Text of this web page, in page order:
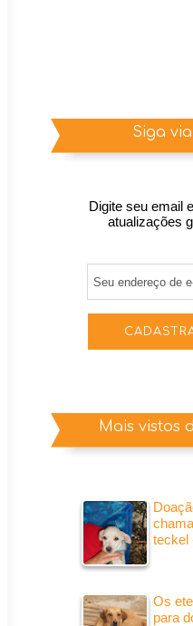
Siga
Digite seu email
atualizações
Mais vistos
teckel
Os
para